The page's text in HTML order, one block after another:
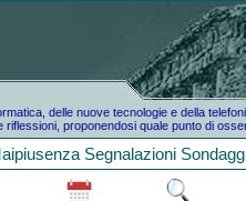
delle nuove tecnologie e della
proponendosi quale punto di
Segnalazioni